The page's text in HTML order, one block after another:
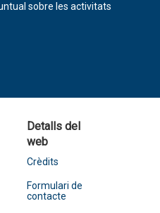
sobre les activitats
Detalls del
web
Crèdits
Formulari de
contacte